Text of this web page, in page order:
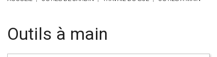
Outils à main